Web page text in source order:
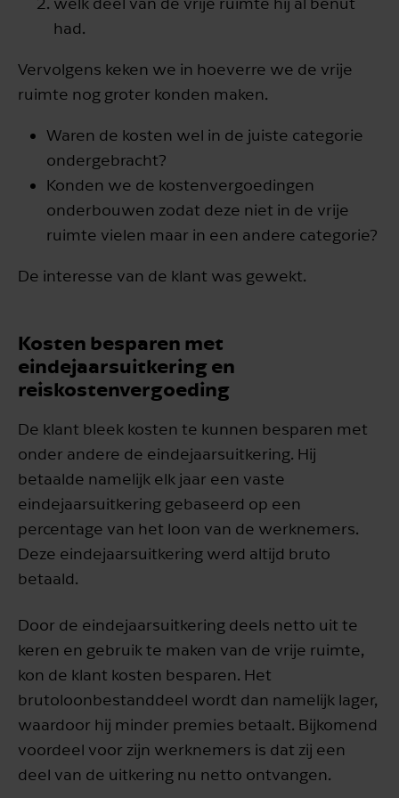
had.
Vervolgens keken we in hoeverre we de vrije
ruimte nog groter konden maken.
Waren de kosten wel in de juiste categorie
ondergebracht?
Konden we de kostenvergoedingen
onderbouwen zodat deze niet in de vrije
ruimte vielen maar in een andere categorie?
De interesse van de klant was gewekt.
Kosten besparen met
eindejaarsuitkering en
reiskostenvergoeding
De klant bleek kosten te kunnen besparen met
onder andere de eindejaarsuitkering. Hij
betaalde namelijk elk jaar een vaste
eindejaarsuitkering gebaseerd op een
percentage van het loon van de werknemers.
Deze eindejaarsuitkering werd altijd bruto
betaald.
Door de eindejaarsuitkering deels netto uit te
keren en gebruik te maken van de vrije ruimte,
kon de klant kosten besparen. Het
brutoloonbestanddeel wordt dan namelijk lager,
waardoor hij minder premies betaalt. Bijkomend
voordeel voor zijn werknemers is dat zij een
deel van de uitkering nu netto ontvangen.